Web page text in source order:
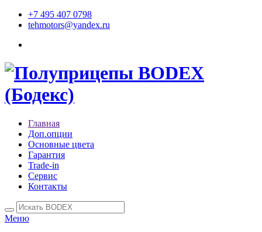
+7 495 407 0798
tehmotors@yandex.ru
Главная
Доп.опции
Основные цвета
Гарантия
Trade-in
Сервис
Контакты
Меню